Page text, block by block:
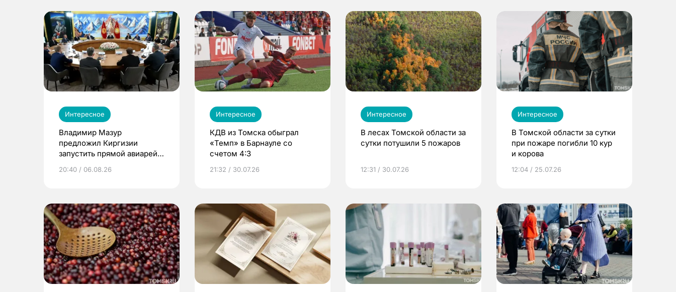
Интересное
Владимир Мазур
предложил Киргизии
запустить прямой авиарейс
20:40 / 06.08.26
Интересное
КДВ из Томска обыграл
«Темп» в Барнауле со
счетом 4:3
21:32 / 30.07.26
Интересное
В лесах Томской области за
сутки потушили 5 пожаров
12:31 / 30.07.26
Интересное
В Томской области за сутки
при пожаре погибли 10 кур
и корова
12:04 / 25.07.26